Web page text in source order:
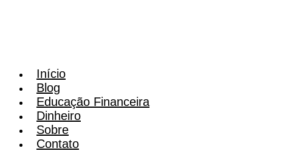
Início
Blog
Educação Financeira
Dinheiro
Sobre
Contato